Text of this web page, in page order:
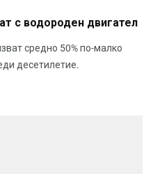
с водороден двигател
средно 50% по-малко
десетилетие.